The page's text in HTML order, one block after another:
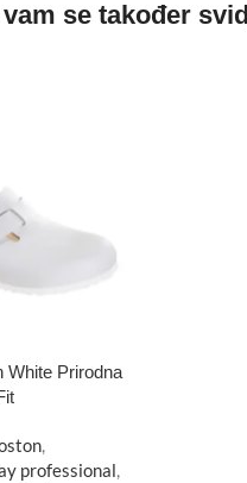
vam se također
White Prirodna
,
professional,